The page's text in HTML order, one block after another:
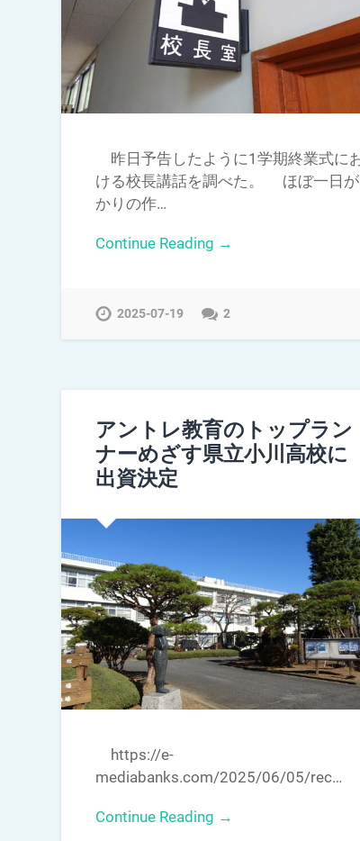
昨日予告したように1学期終業式に
ける校長講話を調べた。 ほぼ一日が
かりの作…
Continue Reading →
2025-07-19 2
アントレ教育のトップラン
ナーめざす県立小川高校に
出資決定
https://e-
mediabanks.com/2025/06/05/rec…
Continue Reading →